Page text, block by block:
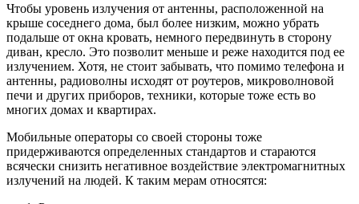
Чтобы уровень излучения от антенны, расположенной на
крыше соседнего дома, был более низким, можно убрать
подальше от окна кровать, немного передвинуть в сторону
диван, кресло. Это позволит меньше и реже находится под ее
излучением. Хотя, не стоит забывать, что помимо телефона и
антенны, радиоволны исходят от роутеров, микроволновой
печи и других приборов, техники, которые тоже есть во
многих домах и квартирах.
Мобильные операторы со своей стороны тоже
придерживаются определенных стандартов и стараются
всячески снизить негативное воздействие электромагнитных
излучений на людей. К таким мерам относятся: